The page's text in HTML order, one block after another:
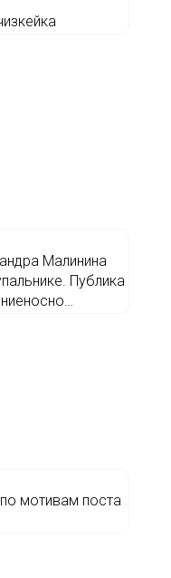
Малинина
Публика
мотивам поста